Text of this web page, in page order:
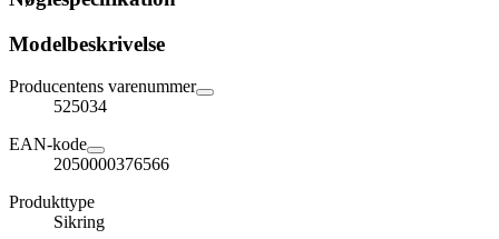
Modelbeskrivelse
Producentens varenummer
525034
EAN-kode
2050000376566
Produkttype
Sikring